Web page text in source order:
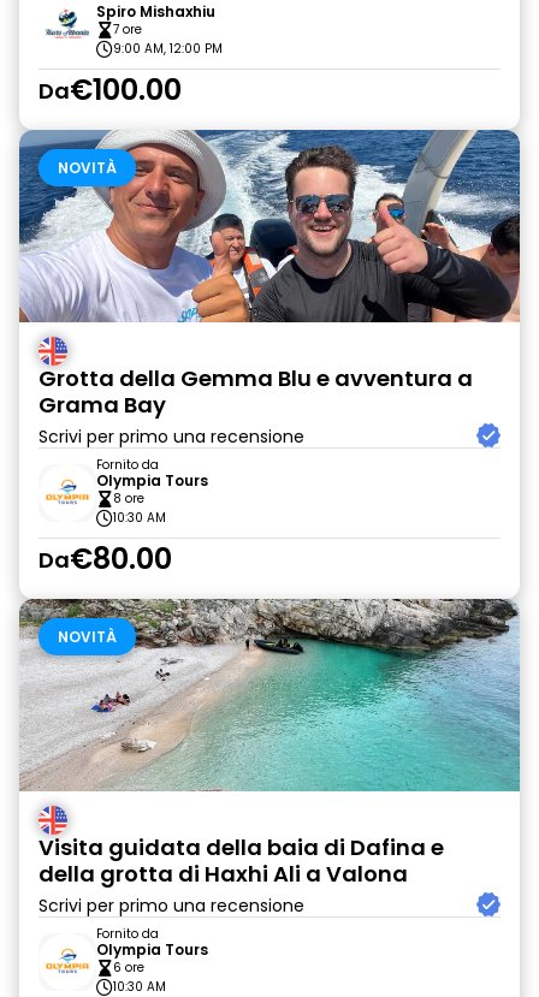
Spiro Mishaxhiu
7 ore
9:00 AM, 12:00 PM
Da€100.00
NOVITÀ
Grotta della Gemma Blu e avventura a
Grama Bay
Scrivi per primo una recensione
Fornito da
Olympia Tours
8 ore
10:30 AM
Da€80.00
NOVITÀ
Visita guidata della baia di Dafina e
della grotta di Haxhi Ali a Valona
Scrivi per primo una recensione
Fornito da
Olympia Tours
6 ore
10:30 AM